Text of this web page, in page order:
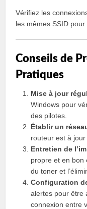
Vérifiez les
les mêmes SSID
Conseils de
Pratiques
Mise à jour
Windows pour
des pilotes.
Établir un
routeur est à jour
Entretien de
propre et en bon
du toner et
Configuration
alertes pour être
connexion entre